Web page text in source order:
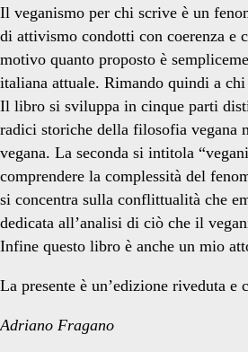
Il veganismo per chi scrive è un
di attivismo condotti con coerenza e
motivo quanto proposto è
italiana attuale. Rimando quindi a
Il libro si sviluppa in cinque parti
radici storiche della filosofia vegana
vegana. La seconda si intitola
comprendere la complessità del
si concentra sulla conflittualità che
dedicata all’analisi di ciò che il
Infine questo libro è anche un mio
La presente è un’edizione riveduta
Adriano Fragano